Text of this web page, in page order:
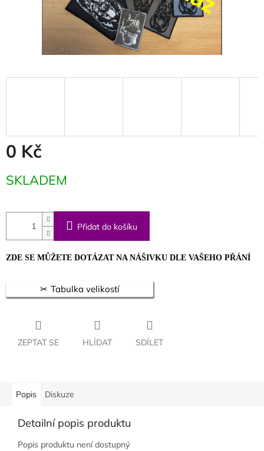
0 Kč
cena:
SKLADEM
Přidat do košíku
ZDE SE MŮŽETE DOTÁZAT NA NÁŠIVKU DLE VAŠEHO PŘÁNÍ
Tabulka velikostí
ZEPTAT SE HLÍDAT SDÍLET
Popis Diskuze
Detailní popis produktu
Popis produktu není dostupný